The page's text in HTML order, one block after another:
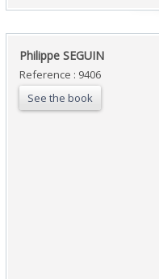
‎Philippe SEGUIN‎
Reference : 9406
See the book